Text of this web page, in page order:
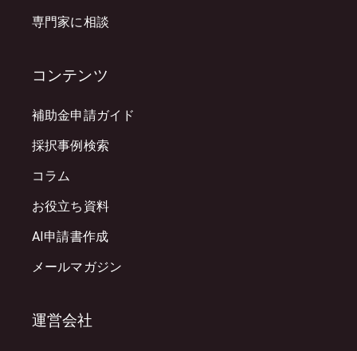
専門家に相談
コンテンツ
補助金申請ガイド
採択事例検索
コラム
お役立ち資料
AI申請書作成
メールマガジン
運営会社